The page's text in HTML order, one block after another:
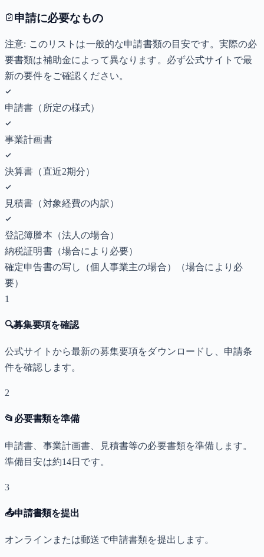
申請に必要なもの
注意: このリストは一般的な申請書類の目安です。実際の必
要書類は補助金によって異なります。必ず公式サイトで最
新の要件をご確認ください。
申請書（所定の様式）
事業計画書
決算書（直近2期分）
見積書（対象経費の内訳）
登記簿謄本（法人の場合）
納税証明書（場合により必要）
確定申告書の写し（個人事業主の場合）
（場合により必
要）
1
🔍募集要項を確認
公式サイトから最新の募集要項をダウンロードし、申請条
件を確認します。
2
📂 必要書類を準備
申請書、事業計画書、見積書等の必要書類を準備します。
準備目安は約14日です。
3
📤申請書類を提出
オンラインまたは郵送で申請書類を提出します。